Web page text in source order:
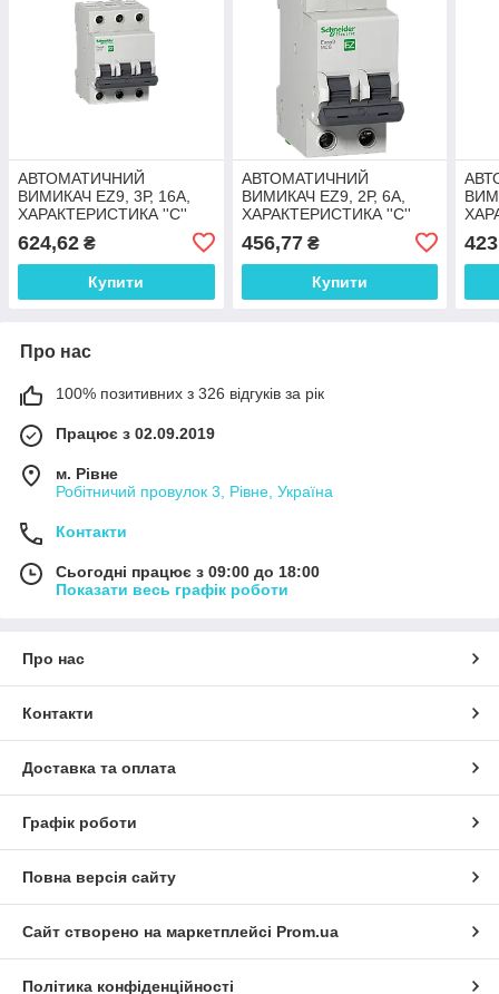
АВТОМАТИЧНИЙ
ВИМИКАЧ EZ9, 3Р, 16А,
ХАРАКТЕРИСТИКА ''С''
624,62 ₴
Купити
АВТОМАТИЧНИЙ
ВИМИКАЧ EZ9, 2Р, 6А,
ХАРАКТЕРИСТИКА ''С''
456,77₴
Купити
Про нас
100% позитивних з 326 відгуків за рік
Працює з 02.09.2019
м. Рівне
Робітничий провулок 3, Рівне, Україна
Контакти
Сьогодні працює з 09:00 до 18:00
Показати весь графік роботи
Про нас
Контакти
Доставка та оплата
Графік роботи
Повна версія сайту
Сайт створено на маркетплейсі Prom.ua
Політика конфіденційності